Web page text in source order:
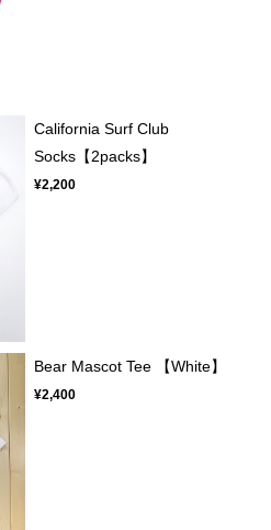
California Surf Club
Socks【2packs】
¥2,200
Bear Mascot Tee 【White】
¥2,400